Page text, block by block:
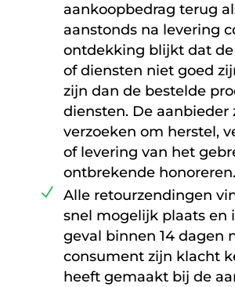
aankoopbedrag terug
aanstonds na levering
ontdekking blijkt dat
of diensten niet goed
zijn dan de bestelde
diensten. De aanbieder
verzoeken om herstel,
of levering van het
ontbrekende honoreren.
Alle retourzendingen
snel mogelijk plaats en
geval binnen 14 dagen
consument zijn klacht
heeft gemaakt bij de